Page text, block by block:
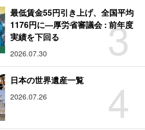
3
最低賃金55円引き上げ、全国平均
1176円に―厚労省審議会 : 前年度
実績を下回る
2026.07.30
4
日本の世界遺産一覧
2026.07.26